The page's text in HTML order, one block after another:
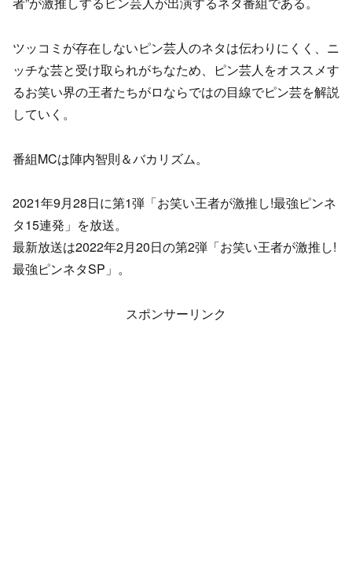
ツッコミが存在しないピン芸人のネタは伝わりにくく、ニ
ッチな芸と受け取られがちなため、ピン芸人をオススメす
るお笑い界の王者たちがロならではの目線でピン芸を解説
していく。
番組MCは陣内智則＆バカリズム。
2021年9月28日に第1弾「お笑い王者が激推し!最強ピンネ
タ15連発」を放送。
最新放送は2022年2月20日の第2弾「お笑い王者が激推し!
最強ピンネタSP」。
スポンサーリンク